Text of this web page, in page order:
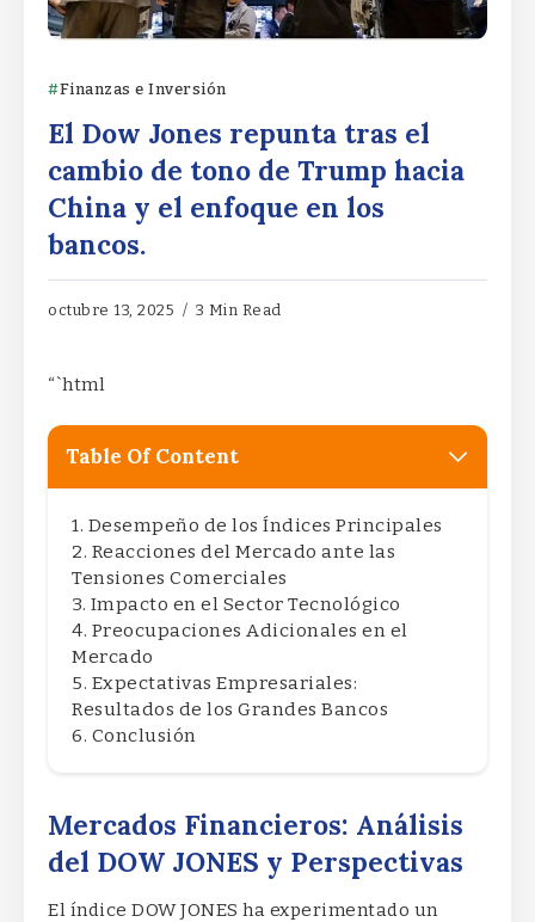
Finanzas e Inversión
El Dow Jones repunta tras el
cambio de tono de Trump hacia
China y el enfoque en los
bancos.
octubre 13, 2025 3 Min Read
“`html
Table Of Content
Desempeño de los Índices Principales
Reacciones del Mercado ante las
Tensiones Comerciales
Impacto en el Sector Tecnológico
Preocupaciones Adicionales en el
Mercado
Expectativas Empresariales:
Resultados de los Grandes Bancos
Conclusión
Mercados Financieros: Análisis
del DOW JONES y Perspectivas
El índice DOW JONES ha experimentado un